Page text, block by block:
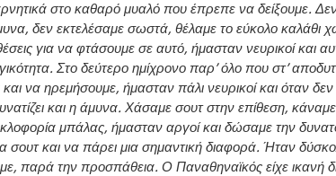
στο καθαρό μυαλό που έπρεπε να δείξουμε.
δεν εκτελέσαμε σωστά, θέλαμε το εύκολο καλάθι
για να φτάσουμε σε αυτό, ήμασταν νευρικοί και
Στο δεύτερο ημίχρονο παρ’ όλο που στ’
να ηρεμήσουμε, ήμασταν πάλι νευρικοί και όταν δεν
και η άμυνα. Χάσαμε σουτ στην επίθεση,
μπάλας, ήμασταν αργοί και δώσαμε την
σουτ και να πάρει μια σημαντική διαφορά. Ήταν
παρά την προσπάθεια. Ο Παναθηναϊκός είχε ικανή